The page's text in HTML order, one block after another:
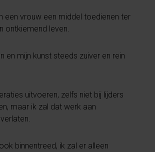
een vrouw een middel toedienen ter
ontkiemend leven.
en mijn kunst steeds zuiver en rein
uitvoeren, zelfs niet bij lijders
maar ik zal dat werk aan
binnentreed, ik zal er alleen